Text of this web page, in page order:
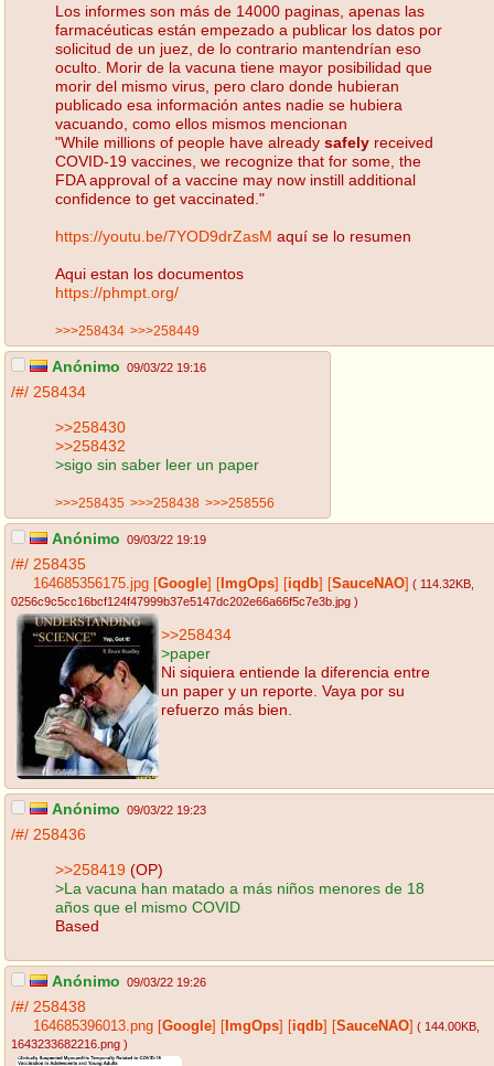
Los informes son más de 14000 paginas, apenas las
farmacéuticas están empezado a publicar los datos por
solicitud de un juez, de lo contrario mantendrían eso
oculto. Morir de la vacuna tiene mayor posibilidad que
morir del mismo virus, pero claro donde hubieran
publicado esa información antes nadie se hubiera
vacuando, como ellos mismos mencionan
"While millions of people have already safely received
COVID-19 vaccines, we recognize that for some, the
FDA approval of a vaccine may now instill additional
confidence to get vaccinated."
https://youtu.be/7YOD9drZasM aquí se lo resumen
Aqui estan los documentos
https://phmpt.org/
>>>258434 >>>258449
Anónimo 09/03/22 19:16
/#/ 258434
>>258430
>>258432
>sigo sin saber leer un paper
>>>258435 >>>258438 >>>258556
Anónimo 09/03/22 19:19
/#/ 258435
164685356175.jpg Google ImgOps iqdb SauceNAO ( 114.32KB
0256c9c5cc16bcf124f47999b37e5147dc202e66a66f5c7e3b.jpg )
>>258434
>paper
Ni siquiera entiende la diferencia entre
un paper y un reporte. Vaya por su
refuerzo más bien.
Anónimo 09/03/22 19:23
/#/ 258436
>>258419 (OP)
>La vacuna han matado a más niños menores de 18
años que el mismo COVID
Based
Anónimo 09/03/22 19:26
/#/ 258438
164685396013.png Google ImgOps iqdb SauceNAO ( 144.00KB
1643233682216.png )